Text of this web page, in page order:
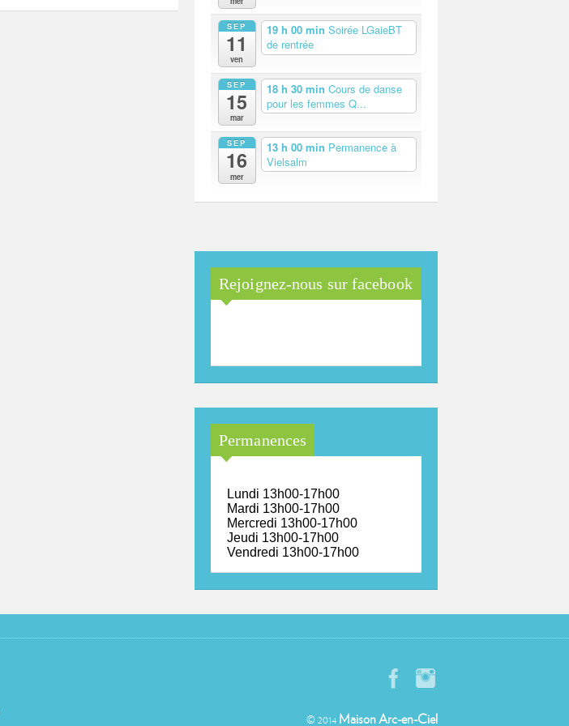
SEP
11
ven
19 h 00 min Soirée LGaieBT
de rentrée
SEP
15
mar
18 h 30 min Cours de danse
pour les femmes Q...
SEP
16
mer
13 h 00 min Permanence à
Vielsalm
Rejoignez-nous sur facebook
Permanences
Lundi 13h00-17h00
Mardi 13h00-17h00
Mercredi 13h00-17h00
Jeudi 13h00-17h00
Vendredi 13h00-17h00
© 2014 Maison Arc-en-Ciel